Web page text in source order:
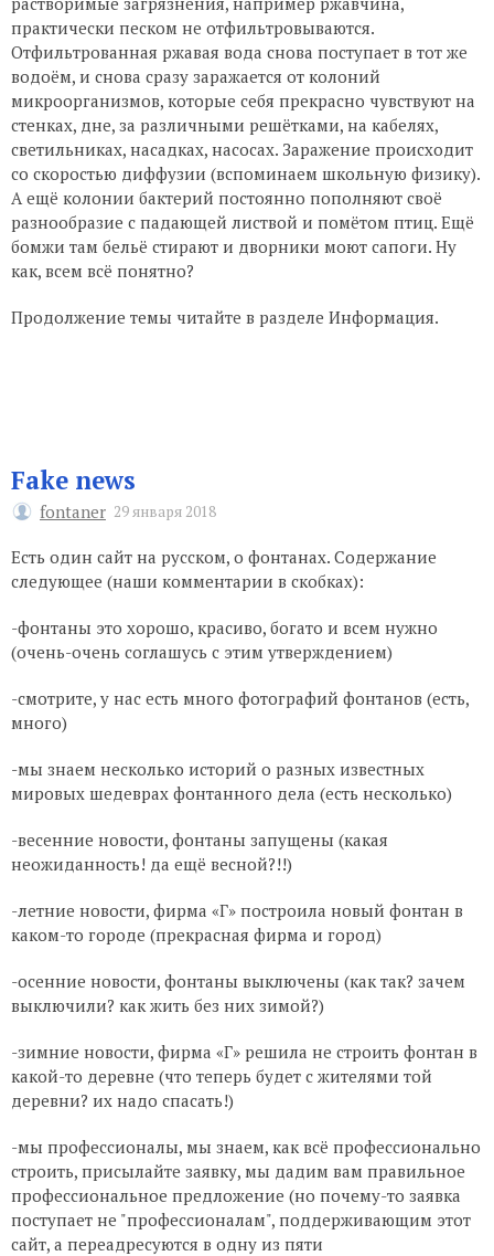
практически песком не отфильтровываются.
Отфильтрованная ржавая вода снова поступает в тот же
водоём, и снова сразу заражается от колоний
микроорганизмов, которые себя прекрасно чувствуют на
стенках, дне, за различными решётками, на кабелях,
светильниках, насадках, насосах. Заражение происходит
со скоростью диффузии (вспоминаем школьную физику).
А ещё колонии бактерий постоянно пополняют своё
разнообразие с падающей листвой и помётом птиц. Ещё
бомжи там бельё стирают и дворники моют сапоги. Ну
как, всем всё понятно?
Продолжение темы читайте в разделе Информация.
Fake news
fontaner 29 января 2018
Есть один сайт на русском, о фонтанах. Содержание
следующее (наши комментарии в скобках):
-фонтаны это хорошо, красиво, богато и всем нужно
(очень-очень соглашусь с этим утверждением)
-смотрите, у нас есть много фотографий фонтанов (есть,
много)
-мы знаем несколько историй о разных известных
мировых шедеврах фонтанного дела (есть несколько)
-весенние новости, фонтаны запущены (какая
неожиданность! да ещё весной?!!)
-летние новости, фирма «Г» построила новый фонтан в
каком-то городе (прекрасная фирма и город)
-осенние новости, фонтаны выключены (как так? зачем
выключили? как жить без них зимой?)
-зимние новости, фирма «Г» решила не строить фонтан в
какой-то деревне (что теперь будет с жителями той
деревни? их надо спасать!)
-мы профессионалы, мы знаем, как всё профессионально
строить, присылайте заявку, мы дадим вам правильное
профессиональное предложение (но почему-то заявка
поступает не "профессионалам", поддерживающим этот
сайт, а переадресуются в одну из пяти